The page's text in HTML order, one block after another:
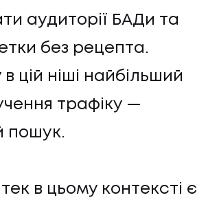
аудиторії БАДи та
без рецепта.
цій ніші найбільший
трафіку —
пошук.
в цьому контексті є